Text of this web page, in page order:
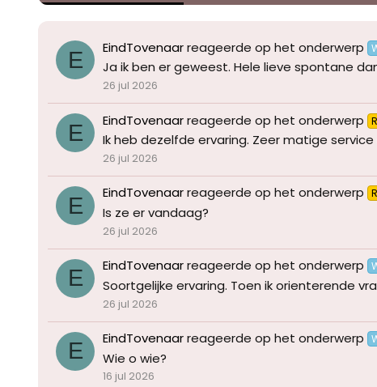
E EindTovenaarreageerde op het onderwerp
Ja ik ben er geweest. Hele lieve spontane
26 jul 2026
E EindTovenaarreageerde op het onderwerp
Ik heb dezelfde ervaring. Zeer matige
26 jul 2026
E EindTovenaarreageerde op het onderwerp
Is ze er vandaag?
26 jul 2026
E EindTovenaarreageerde op het onderwerp
Soortgelijke ervaring. Toen ik orienterende
26 jul 2026
E EindTovenaarreageerde op het onderwerp
Wie o wie?
16 jul 2026